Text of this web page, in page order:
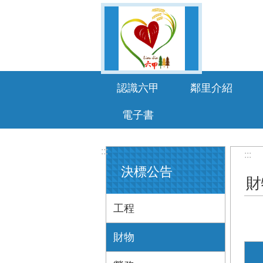
認識六甲 鄰里介紹
電子書
:::
決標公告
工程
財物
:::